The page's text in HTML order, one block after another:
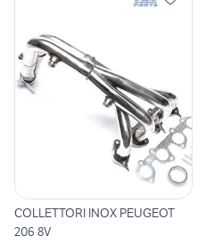
COLLETTORI INOX PEUGEOT
206 8V